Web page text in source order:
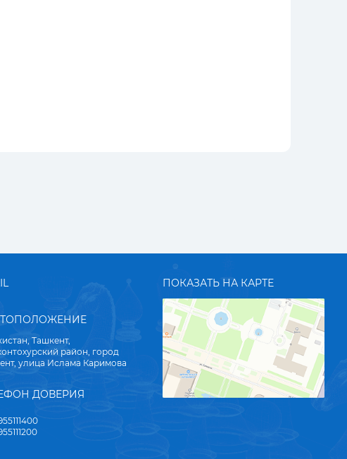
Ташкент,
район, город
улица Ислама Каримова
ДОВЕРИЯ
ПОКАЗАТЬ НА КАРТЕ